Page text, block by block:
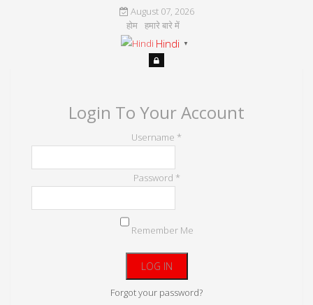
August 07, 2026
होम हमारे बारे में
Hindi ▼
Login To Your Account
Username *
Password *
Remember Me
Forgot your password?